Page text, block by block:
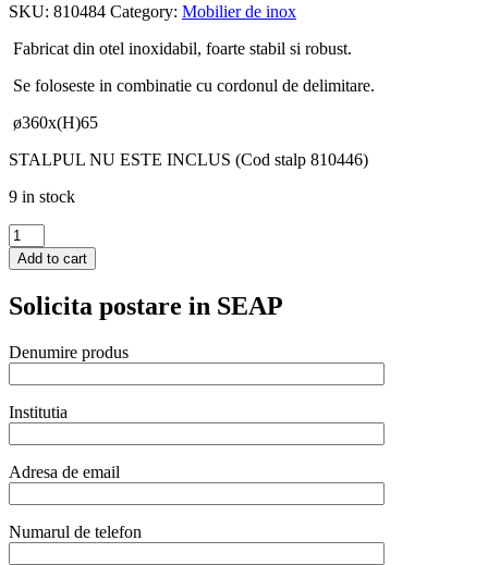
SKU: 810484 Category: Mobilier de inox
Fabricat din otel inoxidabil, foarte stabil si robust.
Se foloseste in combinatie cu cordonul de delimitare.
ø360x(H)65
STALPUL NU ESTE INCLUS (Cod stalp 810446)
9 in stock
Baza
pentru
stalp
Hendi,
finisaj
tip
oglinda,
inox,
ø360x(h)65mm
-
STALPUL
NU
ESTE
INCLUS
quantity
Add to cart
Solicita postare in SEAP
Denumire produs
Institutia
Adresa de email
Numarul de telefon